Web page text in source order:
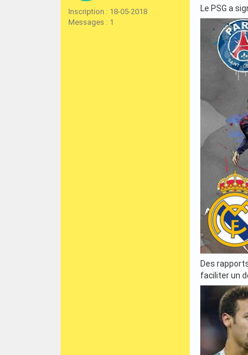
Inscription : 18-05-2018
Messages : 1
Le PSG a
Des
faciliter un